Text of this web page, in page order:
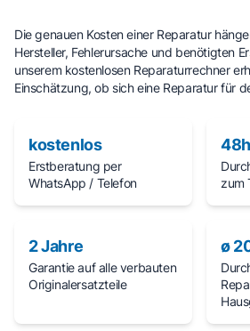
Die genauen Kosten einer Reparatur
Hersteller, Fehlerursache und benötigten
unserem kostenlosen Reparaturrechner
Einschätzung, ob sich eine Reparatur für
kostenlos
Erstberatung per
WhatsApp / Telefon
48h
zum
2 Jahre
Garantie auf alle verbauten
Originalersatzteile
ø